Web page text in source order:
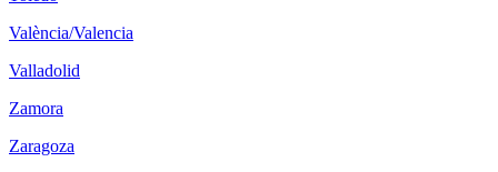
València/Valencia
Valladolid
Zamora
Zaragoza